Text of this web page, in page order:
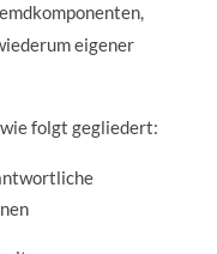
eigener
folgt gegliedert: